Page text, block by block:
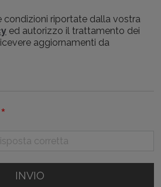
condizioni riportate dalla vostra
ed autorizzo il trattamento dei
aggiornamenti da
*
INVIO